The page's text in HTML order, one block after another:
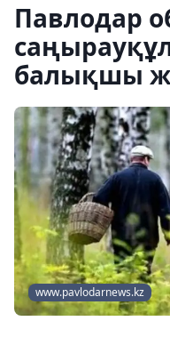
Павлодар
балықшы
www.pavlodarnews.kz